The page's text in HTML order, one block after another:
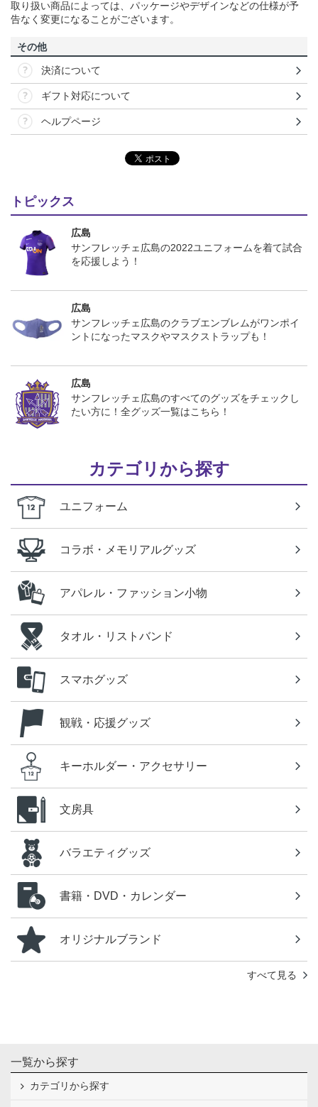
取り扱い商品によっては、パッケージやデザインなどの仕様が予
告なく変更になることがございます。
その他
決済について
ギフト対応について
ヘルプページ
トピックス
広島
サンフレッチェ広島の2022ユニフォームを着て試合
を応援しよう！
広島
サンフレッチェ広島のクラブエンブレムがワンポイ
ントになったマスクやマスクストラップも！
広島
サンフレッチェ広島のすべてのグッズをチェックし
たい方に！全グッズ一覧はこちら！
カテゴリから探す
ユニフォーム
コラボ・メモリアルグッズ
アパレル・ファッション小物
タオル・リストバンド
スマホグッズ
観戦・応援グッズ
キーホルダー・アクセサリー
文房具
バラエティグッズ
書籍・DVD・カレンダー
オリジナルブランド
すべて見る
一覧から探す
カテゴリから探す